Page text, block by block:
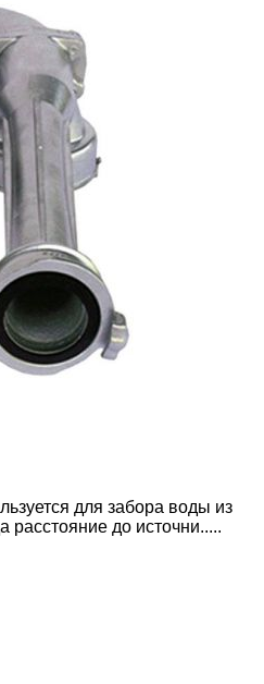
для забора воды из
расстояние до источни.....